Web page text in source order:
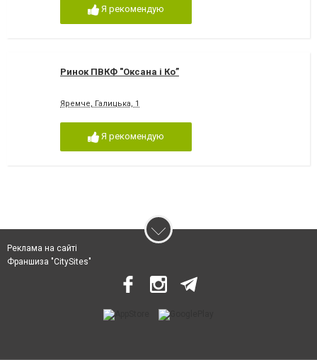
Я рекомендую
Ринок ПВКФ "Оксана і Ко”
Яремче, Галицька, 1
Я рекомендую
Реклама на сайті
Франшиза "CitySites"